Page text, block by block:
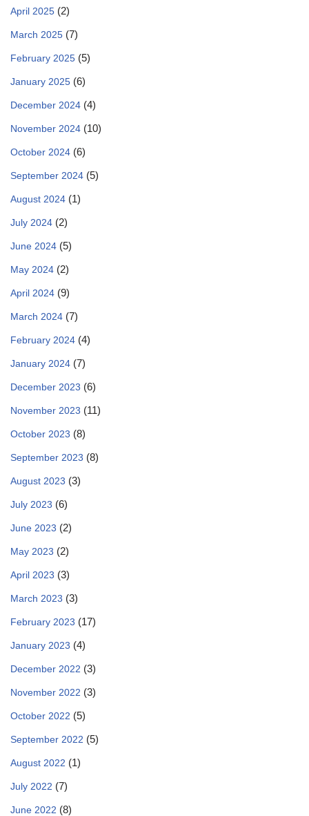
April 2025 (2)
March 2025 (7)
February 2025 (5)
January 2025 (6)
December 2024 (4)
November 2024 (10)
October 2024 (6)
September 2024 (5)
August 2024 (1)
July 2024 (2)
June 2024 (5)
May 2024 (2)
April 2024 (9)
March 2024 (7)
February 2024 (4)
January 2024 (7)
December 2023 (6)
November 2023 (11)
October 2023 (8)
September 2023 (8)
August 2023 (3)
July 2023 (6)
June 2023 (2)
May 2023 (2)
April 2023 (3)
March 2023 (3)
February 2023 (17)
January 2023 (4)
December 2022 (3)
November 2022 (3)
October 2022 (5)
September 2022 (5)
August 2022 (1)
July 2022 (7)
June 2022 (8)